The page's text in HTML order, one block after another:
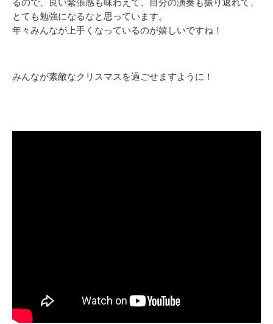
るので、良い緊張感も味わえて、自分の演奏も振り返れて、
とても勉強になるなと思っています。
年々みんなが上手くなっているのが嬉しいですね！
みんなが素敵なクリスマスを過ごせますように！